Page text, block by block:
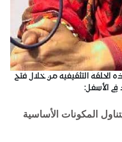
التثقيفية من خلال فتح
الأسفل:
المكونات الأساسية